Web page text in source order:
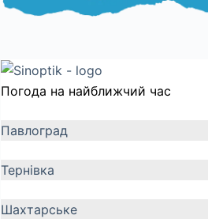
Погода на найближчий час
Павлоград
Тернівка
Шахтарське